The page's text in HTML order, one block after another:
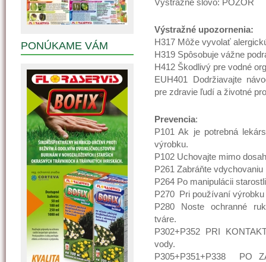
Výstražné slovo: POZOR
Výstražné upozornenia:
H317 Môže vyvolať
H319 Spôsobuje vážne
H412 Škodlivý pre vodné
EUH401 Dodržiavajte
pre zdravie ľudí a životné
Prevencia:
P101 Ak je potrebná
výrobku.
P102 Uchovajte mimo
P261 Zabráňte
P264 Po manipulácii
P270 Pri používaní výrobku
P280 Noste ochranné
tváre.
P302+P352 PRI
vody.
P305+P351+P338 PO
PONÚKAME VÁM